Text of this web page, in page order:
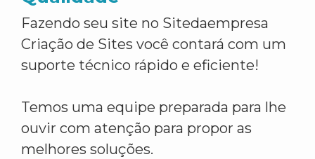
Fazendo seu site no Sitedaempresa
Criação de Sites você contará com um
suporte técnico rápido e eficiente!
Temos uma equipe preparada para lhe
ouvir com atenção para propor as
melhores soluções.